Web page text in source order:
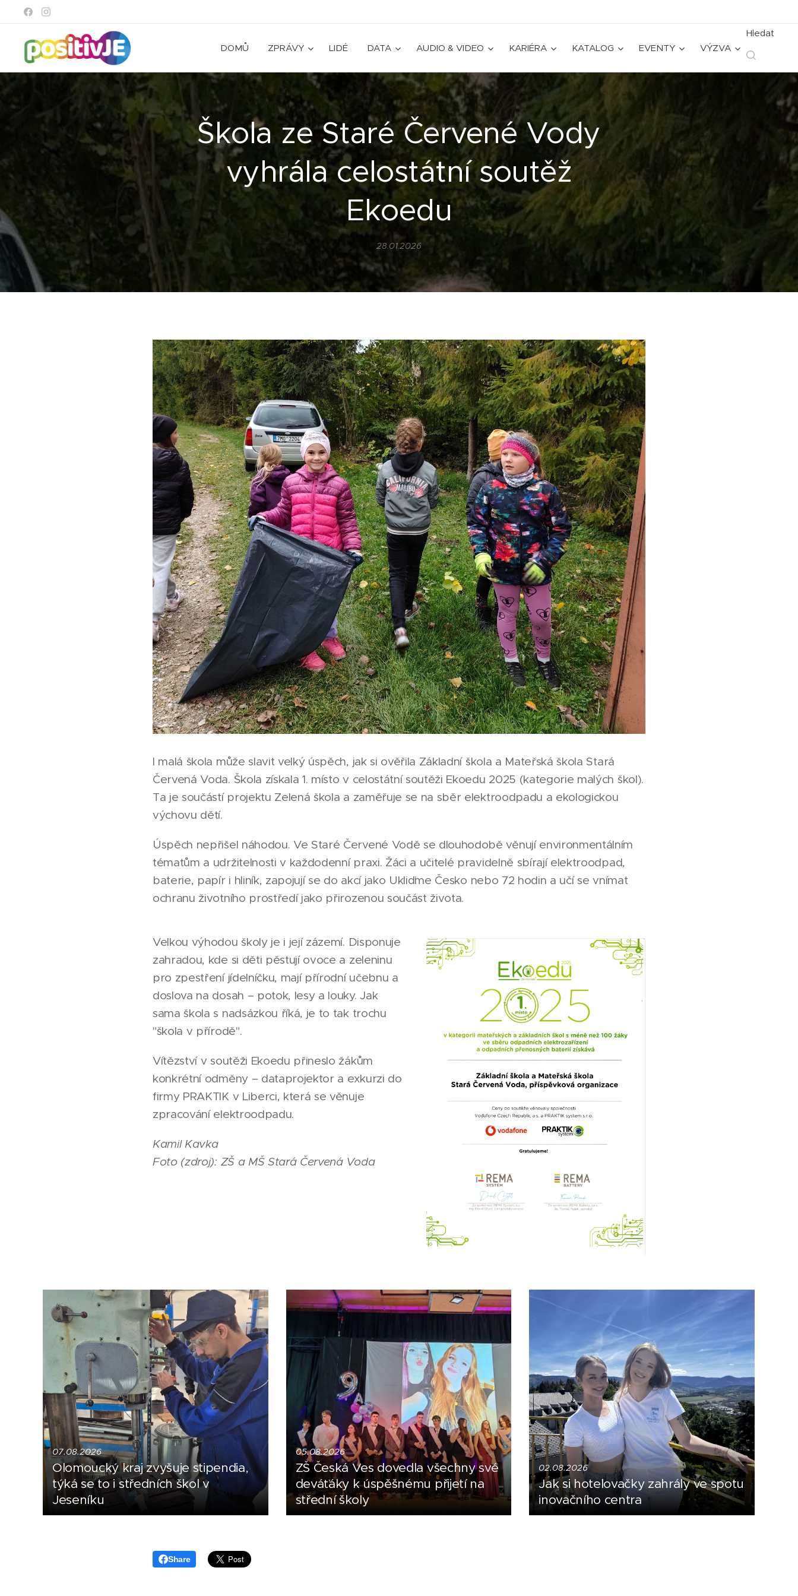
DOMŮ ZPRÁVY LIDÉ DATA AUDIO & VIDEO KARIÉRA KATALOG EVENTY VÝZVA
Hledat
Škola ze Staré Červené Vody
vyhrála celostátní soutěž
Ekoedu
28.01.2026
I malá škola může slavit velký úspěch, jak si ověřila Základní škola a Mateřská škola Stará
Červená Voda. Škola získala 1. místo v celostátní soutěži Ekoedu 2025 (kategorie malých škol).
Ta je součástí projektu Zelená škola a zaměřuje se na sběr elektroodpadu a ekologickou
výchovu dětí.
Úspěch nepřišel náhodou. Ve Staré Červené Vodě se dlouhodobě věnují environmentálním
tématům a udržitelnosti v každodenní praxi. Žáci a učitelé pravidelně sbírají elektroodpad,
baterie, papír i hliník, zapojují se do akcí jako Ukliďme Česko nebo 72 hodin a učí se vnímat
ochranu životního prostředí jako přirozenou součást života.
Velkou výhodou školy je i její zázemí. Disponuje
zahradou, kde si děti pěstují ovoce a zeleninu
pro zpestření jídelníčku, mají přírodní učebnu a
doslova na dosah – potok, lesy a louky. Jak
sama škola s nadsázkou říká, je to tak trochu
"škola v přírodě".
Vítězství v soutěži Ekoedu přineslo žákům
konkrétní odměny – dataprojektor a exkurzi do
firmy PRAKTIK v Liberci, která se věnuje
zpracování elektroodpadu.
Kamil Kavka
Foto (zdroj): ZŠ a MŠ Stará Červená Voda
07.08.2026
Olomoucký kraj zvyšuje stipendia,
týká se to i středních škol v
Jeseníku
05.08.2026
ZŠ Česká Ves dovedla všechny své
deváťáky k úspěšnému přijetí na
střední školy
02.08.2026
Jak si hotelovačky zahrály ve spotu
inovačního centra
Share